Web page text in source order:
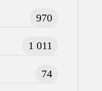
970
1 011
74